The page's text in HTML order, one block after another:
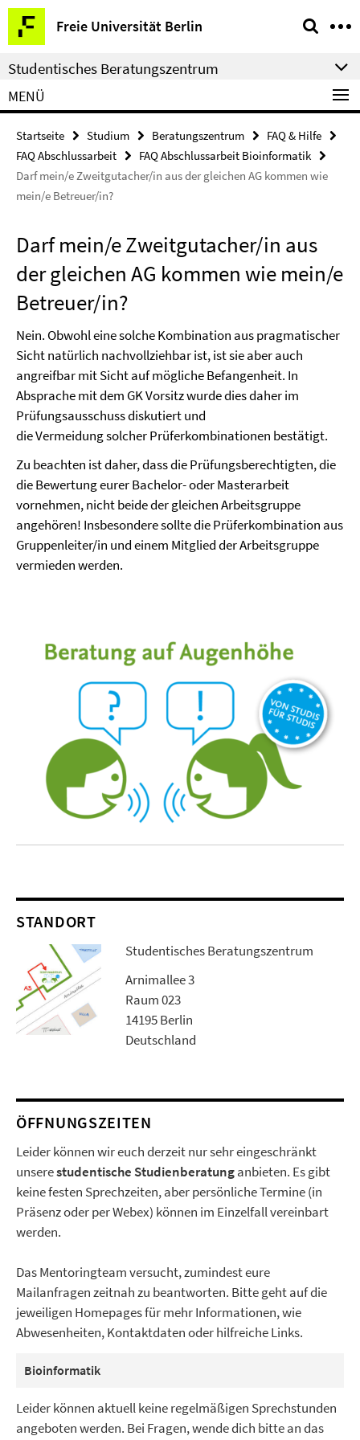
Springe
direkt
zu
Inhalt
Freie Universität Berlin
Service-
Navigation
Studentisches Beratungszentrum
MENÜ
Startseite Studium Beratungszentrum
FAQ & Hilfe
FAQ Abschlussarbeit
FAQ Abschlussarbeit Bioinformatik
Darf mein/e Zweitgutacher/in aus der gleichen AG kommen wie
mein/e Betreuer/in?
Darf mein/e Zweitgutacher/in aus
der gleichen AG kommen wie mein/e
Betreuer/in?
Nein. Obwohl eine solche Kombination aus pragmatischer
Sicht natürlich nachvollziehbar ist, ist sie aber auch
angreifbar mit Sicht auf mögliche Befangenheit. In
Absprache mit dem GK Vorsitz wurde dies daher im
Prüfungsausschuss diskutiert und
die Vermeidung solcher Prüferkombinationen bestätigt.
Zu beachten ist daher, dass die Prüfungsberechtigten, die
die Bewertung eurer Bachelor- oder Masterarbeit
vornehmen, nicht beide der gleichen Arbeitsgruppe
angehören! Insbesondere sollte die Prüferkombination aus
Gruppenleiter/in und einem Mitglied der Arbeitsgruppe
vermieden werden.
STANDORT
Studentisches Beratungszentrum
Arnimallee 3
Raum 023
14195 Berlin
Deutschland
ÖFFNUNGSZEITEN
Leider können wir euch derzeit nur sehr eingeschränkt
unserestudentische Studienberatunganbieten. Es gibt
keine festen Sprechzeiten, aber persönliche Termine (in
Präsenz oder per Webex) können im Einzelfall vereinbart
werden.
Das Mentoringteam versucht, zumindest eure
Mailanfragen zeitnah zu beantworten. Bitte geht auf die
jeweiligen Homepages für mehr Informationen, wie
Abwesenheiten, Kontaktdaten oder hilfreiche Links.
Bioinformatik
Leider können aktuell keine regelmäßigen Sprechstunden
angeboten werden. Bei Fragen, wende dich bitte an das